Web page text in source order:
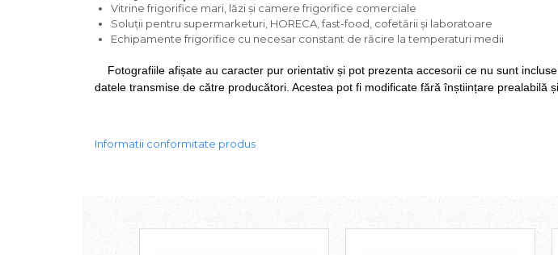
Vitrine frigorifice mari, lăzi și camere frigorifice comerciale
Soluții pentru supermarketuri, HORECA, fast-food, cofetării și laboratoare
Echipamente frigorifice cu necesar constant de răcire la temperaturi medii
Fotografiile afișate au caracter pur orientativ și pot prezenta accesorii ce nu sunt
datele transmise de către producători. Acestea pot fi modificate fără înștiințare prealabilă
Informatii conformitate produs